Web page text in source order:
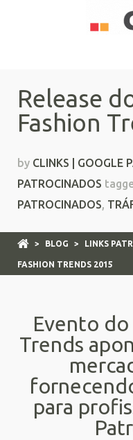
Release
Fashion
by CLINKS | GOOGLE
PATROCINADOS
PATROCINADOS,
> BLOG > LINKS
FASHION TRENDS 2015
Evento do
Trends
para